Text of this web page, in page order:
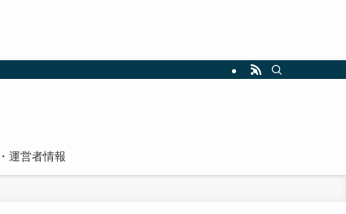
運営者情報